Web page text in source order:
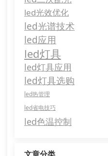
led光效优化
led光谱技术
led应用
led灯具
led灯具应用
led灯具选购
led热管理
led省电技巧
led色温控制